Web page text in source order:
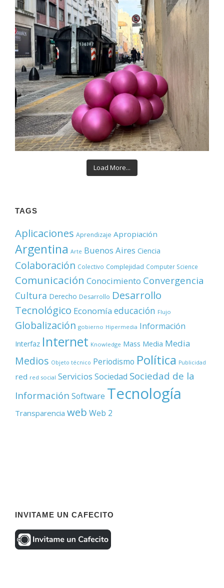
Load More...
TAGS
Aplicaciones Aprendizaje Apropiación
Argentina Arte Buenos Aires Ciencia
Colaboración Colectivo Complejidad Computer Science
Comunicación Conocimiento Convergencia
Cultura Derecho Desarrollo Desarrollo
Tecnológico Economía educación Flujo
Globalización gobierno Hipermedia Información
Interfaz Internet Knowledge Mass Media Media
Medios Objeto técnico Periodismo Política Publicidad
red red social Servicios Sociedad Sociedad de la
Información Software Tecnología
Transparencia web Web 2
INVITAME UN CAFECITO